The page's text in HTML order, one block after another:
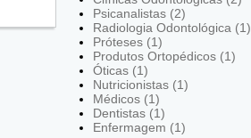
Psicanalistas (2)
Radiologia Odontológica (1)
Próteses (1)
Produtos Ortopédicos (1)
Óticas (1)
Nutricionistas (1)
Médicos (1)
Dentistas (1)
Enfermagem (1)